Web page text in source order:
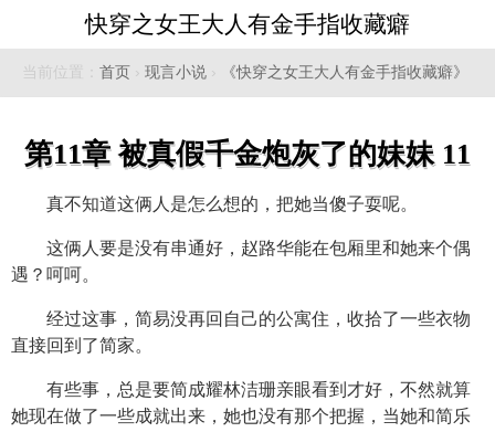
快穿之女王大人有金手指收藏癖
当前位置： 首页 › 现言小说 › 《快穿之女王大人有金手指收藏癖》
第11章 被真假千金炮灰了的妹妹 11
真不知道这俩人是怎么想的，把她当傻子耍呢。
这俩人要是没有串通好，赵路华能在包厢里和她来个偶
遇？呵呵。
经过这事，简易没再回自己的公寓住，收拾了一些衣物
直接回到了简家。
有些事，总是要简成耀林洁珊亲眼看到才好，不然就算
她现在做了一些成就出来，她也没有那个把握，当她和简乐